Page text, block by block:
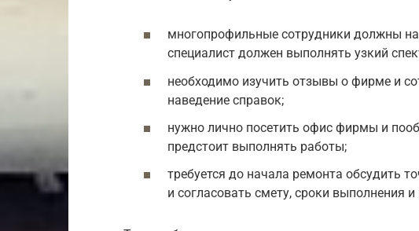
многопрофильные сотрудники должны
специалист должен выполнять узкий
необходимо изучить отзывы о фирме и
наведение справок;
нужно лично посетить офис фирмы и
предстоит выполнять работы;
требуется до начала ремонта обсудить
и согласовать смету, сроки выполнения